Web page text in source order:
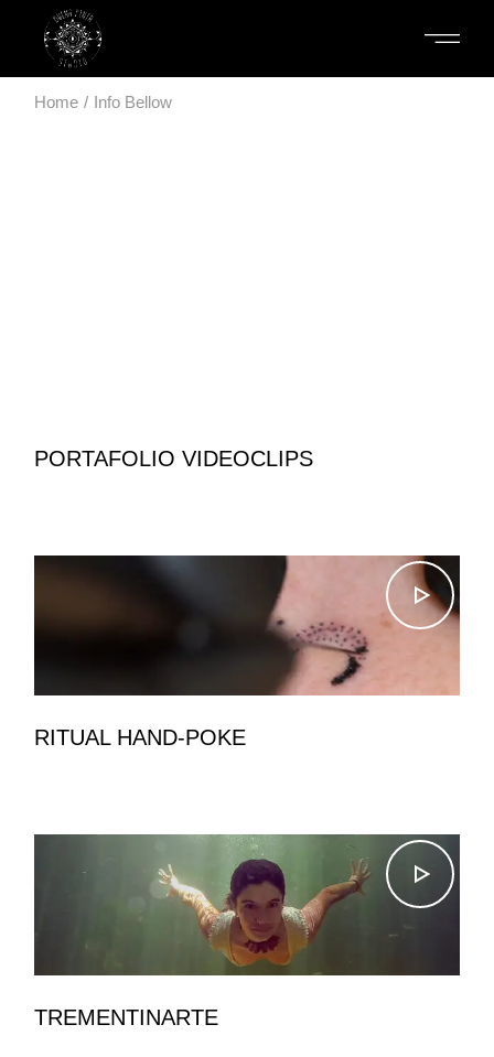
Home Info Bellow
PORTAFOLIO VIDEOCLIPS
RITUAL HAND-POKE
TREMENTINARTE